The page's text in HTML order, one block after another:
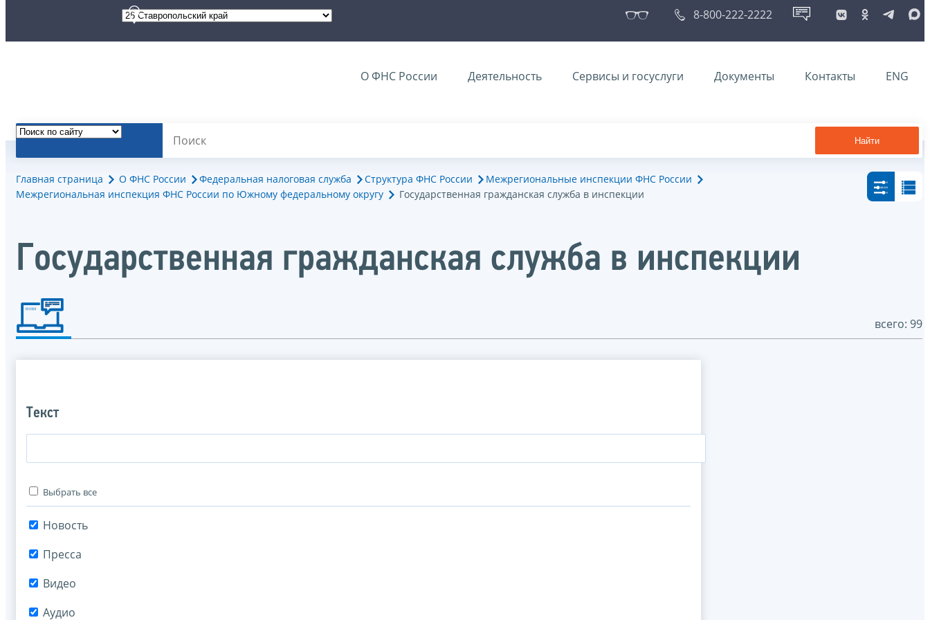
8-800-222-2222
О ФНС России Деятельность Сервисы и госуслуги Документы Контакты ENG
Найти
Главная страница О ФНС России Федеральная налоговая служба Структура ФНС России
Межрегиональные инспекции ФНС России
Межрегиональная инспекция ФНС России по Южному федеральному округу
Государственная гражданская служба в инспекции
Государственная гражданская служба в инспекции
всего: 99
Текст
Выбрать все
Новость
Пресса
Видео
Аудио